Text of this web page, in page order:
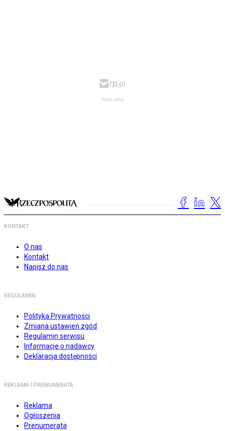
KONTAKT
O nas
Kontakt
Napisz do nas
REGULAMIN
Polityka Prywatności
Zmiana ustawień zgód
Regulamin serwisu
Informacje o nadawcy
Deklaracja dostępności
REKLAMA I PRENUMERATA
Reklama
Ogłoszenia
Prenumerata